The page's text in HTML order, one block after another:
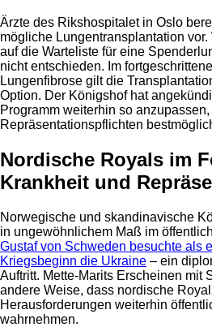
Ärzte des Rikshospitalet in Oslo
mögliche Lungentransplantation
auf die Warteliste für eine
nicht entschieden. Im
Lungenfibrose gilt die
Option. Der Königshof hat
Programm weiterhin so
Repräsentationspflichten
Nordische Royals im
Krankheit und
Norwegische und skandinavische
in ungewöhnlichem Maß im
Gustaf von Schweden besuchte als
Kriegsbeginn die Ukraine – ein
Auftritt. Mette-Marits Erscheinen mit
andere Weise, dass nordische
Herausforderungen weiterhin
wahrnehmen.